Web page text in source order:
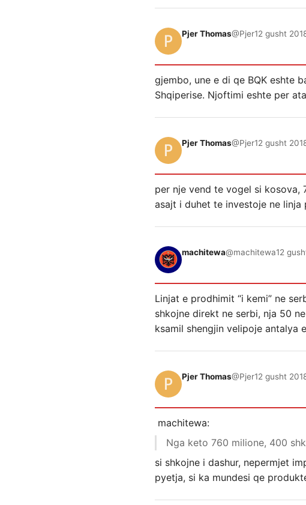
Pjer Thomas@Pjer12 gusht
gjembo, une e di qe BQK eshte
Shqiperise. Njoftimi eshte per
Pjer Thomas@Pjer12 gusht
per nje vend te vogel si kosova,
asajt i duhet te investoje ne linja
machitewa@machitewa12
Linjat e prodhimit “i kemi” ne
shkojne direkt ne serbi, nja 50
ksamil shengjin velipoje antalya
Pjer Thomas@Pjer12 gusht
machitewa:
Nga keto 760 milione, 400
si shkojne i dashur, nepermjet
pyetja, si ka mundesi qe